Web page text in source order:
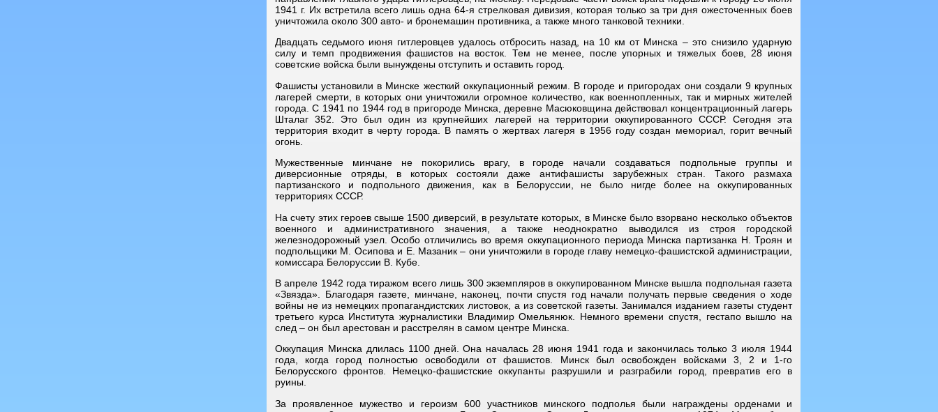
1941 г. Их встретила всего лишь одна 64-я стрелковая дивизия, которая только за три дня ожесточенных боев
уничтожила около 300 авто- и бронемашин противника, а также много танковой техники.
Двадцать седьмого июня гитлеровцев удалось отбросить назад, на 10 км от Минска – это снизило ударную
силу и темп продвижения фашистов на восток. Тем не менее, после упорных и тяжелых боев, 28 июня
советские войска были вынуждены отступить и оставить город.
Фашисты установили в Минске жесткий оккупационный режим. В городе и пригородах они создали 9 крупных
лагерей смерти, в которых они уничтожили огромное количество, как военнопленных, так и мирных жителей
города. С 1941 по 1944 год в пригороде Минска, деревне Масюковщина действовал концентрационный лагерь
Шталаг 352. Это был один из крупнейших лагерей на территории оккупированного СССР. Сегодня эта
территория входит в черту города. В память о жертвах лагеря в 1956 году создан мемориал, горит вечный
огонь.
Мужественные минчане не покорились врагу, в городе начали создаваться подпольные группы и
диверсионные отряды, в которых состояли даже антифашисты зарубежных стран. Такого размаха
партизанского и подпольного движения, как в Белоруссии, не было нигде более на оккупированных
территориях СССР.
На счету этих героев свыше 1500 диверсий, в результате которых, в Минске было взорвано несколько объектов
военного и административного значения, а также неоднократно выводился из строя городской
железнодорожный узел. Особо отличились во время оккупационного периода Минска партизанка Н. Троян и
подпольщики М. Осипова и Е. Мазаник – они уничтожили в городе главу немецко-фашистской администрации,
комиссара Белоруссии В. Кубе.
В апреле 1942 года тиражом всего лишь 300 экземпляров в оккупированном Минске вышла подпольная газета
«Звязда». Благодаря газете, минчане, наконец, почти спустя год начали получать первые сведения о ходе
войны не из немецких пропагандистских листовок, а из советской газеты. Занимался изданием газеты студент
третьего курса Института журналистики Владимир Омельянюк. Немного времени спустя, гестапо вышло на
след – он был арестован и расстрелян в самом центре Минска.
Оккупация Минска длилась 1100 дней. Она началась 28 июня 1941 года и закончилась только 3 июля 1944
года, когда город полностью освободили от фашистов. Минск был освобожден войсками 3, 2 и 1-го
Белорусского фронтов. Немецко-фашистские оккупанты разрушили и разграбили город, превратив его в
руины.
За проявленное мужество и героизм 600 участников минского подполья были награждены орденами и